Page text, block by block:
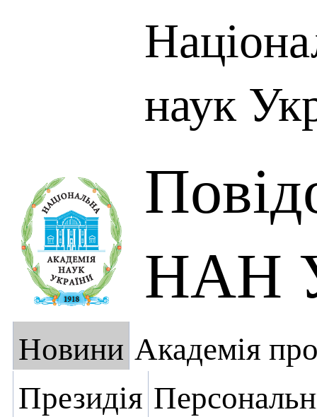
наук
НАН
Новини Академія
Президія